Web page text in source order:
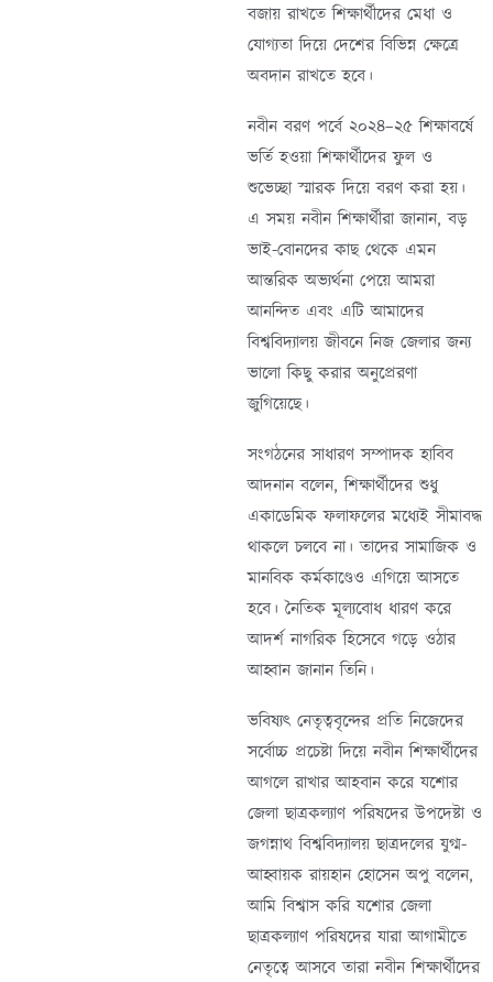
বজায় রাখতে শিক্ষার্থীদের মেধা ও
যোগ্যতা দিয়ে দেশের বিভিন্ন ক্ষেত্রে
অবদান রাখতে হবে।
নবীন বরণ পর্বে ২০২৪–২৫ শিক্ষাবর্ষে
ভর্তি হওয়া শিক্ষার্থীদের ফুল ও
শুভেচ্ছা স্মারক দিয়ে বরণ করা হয়।
এ সময় নবীন শিক্ষার্থীরা জানান, বড়
ভাই-বোনদের কাছ থেকে এমন
আন্তরিক অভ্যর্থনা পেয়ে আমরা
আনন্দিত এবং এটি আমাদের
বিশ্ববিদ্যালয় জীবনে নিজ জেলার জন্য
ভালো কিছু করার অনুপ্রেরণা
জুগিয়েছে।
সংগঠনের সাধারণ সম্পাদক হাবিব
আদনান বলেন, শিক্ষার্থীদের শুধু
একাডেমিক ফলাফলের মধ্যেই সীমাবদ্ধ
থাকলে চলবে না। তাদের সামাজিক ও
মানবিক কর্মকাণ্ডেও এগিয়ে আসতে
হবে। নৈতিক মূল্যবোধ ধারণ করে
আদর্শ নাগরিক হিসেবে গড়ে ওঠার
আহ্বান জানান তিনি।
ভবিষ্যৎ নেতৃত্ববৃন্দের প্রতি নিজেদের
সর্বোচ্চ প্রচেষ্টা দিয়ে নবীন শিক্ষার্থীদের
আগলে রাখার আহবান করে যশোর
জেলা ছাত্রকল্যাণ পরিষদের উপদেষ্টা ও
জগন্নাথ বিশ্ববিদ্যালয় ছাত্রদলের যুগ্ম-
আহ্বায়ক রায়হান হোসেন অপু বলেন,
আমি বিশ্বাস করি যশোর জেলা
ছাত্রকল্যাণ পরিষদের যারা আগামীতে
নেতৃত্বে আসবে তারা নবীন শিক্ষার্থীদের